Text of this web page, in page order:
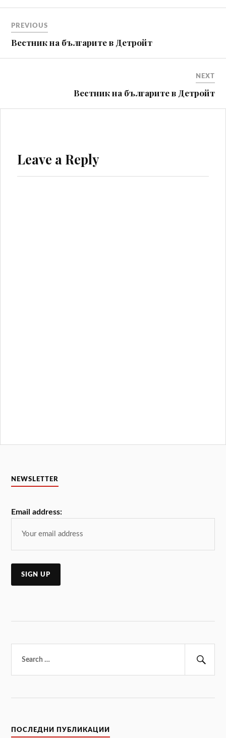
PREVIOUS
Вeстник на българите в Детройт
NEXT
Вeстник на българите в Детройт
Leave a Reply
NEWSLETTER
Email address:
ПОСЛЕДНИ ПУБЛИКАЦИИ